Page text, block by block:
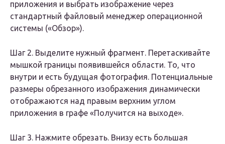
приложения и выбрать изображение через
стандартный файловый менеджер операционной
системы («Обзор»).
Шаг 2. Выделите нужный фрагмент. Перетаскивайте
мышкой границы появившейся области. То, что
внутри и есть будущая фотография. Потенциальные
размеры обрезанного изображения динамически
отображаются над правым верхним углом
приложения в графе «Получится на выходе».
Шаг 3. Нажмите обрезать. Внизу есть большая